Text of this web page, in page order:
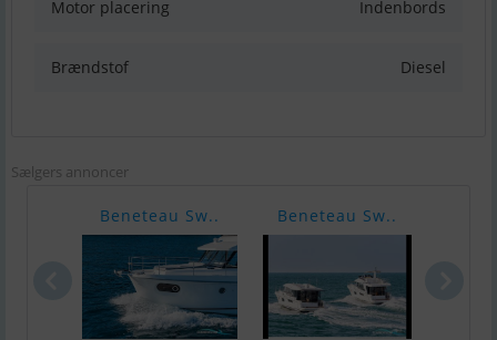
Motor placering Indenbords
Brændstof Diesel
Sælgers annoncer
Beneteau Sw.. Beneteau Sw..